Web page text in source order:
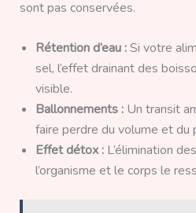
sont pas conservées.
Rétention d’eau :Si votre
sel, l’effet drainant des
visible.
Ballonnements :Un transit
faire perdre du volume et du
Effet détox :L’élimination
l’organisme et le corps le